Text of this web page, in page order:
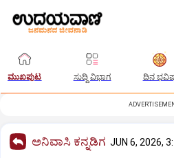
ಮುಖಪುಟ ಸುದ್ದಿ ವಿಭಾಗ ದಿನ
ಅನಿವಾಸಿ ಕನ್ನಡಿಗ JUN 6, 2026,